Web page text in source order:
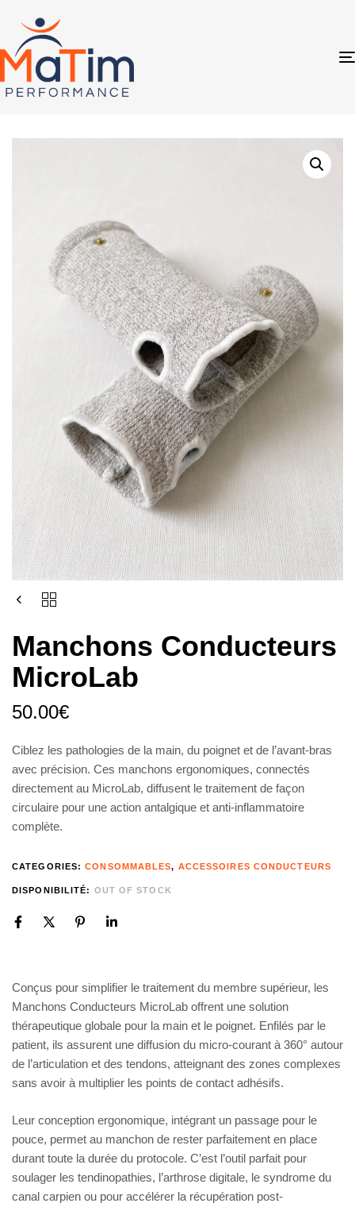
Manchons Conducteurs
MicroLab
50.00€
Ciblez les pathologies de la main, du poignet et de l’avant-bras
avec précision. Ces manchons ergonomiques, connectés
directement au MicroLab, diffusent le traitement de façon
circulaire pour une action antalgique et anti-inflammatoire
complète.
CATEGORIES:CONSOMMABLES, ACCESSOIRES CONDUCTEURS
DISPONIBILITÉ: OUT OF STOCK
Conçus pour simplifier le traitement du membre supérieur, les
Manchons Conducteurs MicroLab offrent une solution
thérapeutique globale pour la main et le poignet. Enfilés par le
patient, ils assurent une diffusion du micro-courant à 360° autour
de l’articulation et des tendons, atteignant des zones complexes
sans avoir à multiplier les points de contact adhésifs.
Leur conception ergonomique, intégrant un passage pour le
pouce, permet au manchon de rester parfaitement en place
durant toute la durée du protocole. C’est l’outil parfait pour
soulager les tendinopathies, l’arthrose digitale, le syndrome du
canal carpien ou pour accélérer la récupération post-